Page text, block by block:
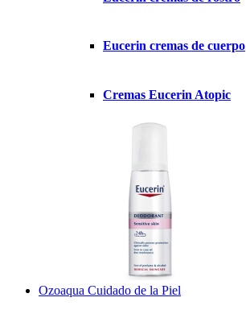
Eucerin cremas de cuerpo
Cremas Eucerin Atopic
Ozoaqua Cuidado de la Piel